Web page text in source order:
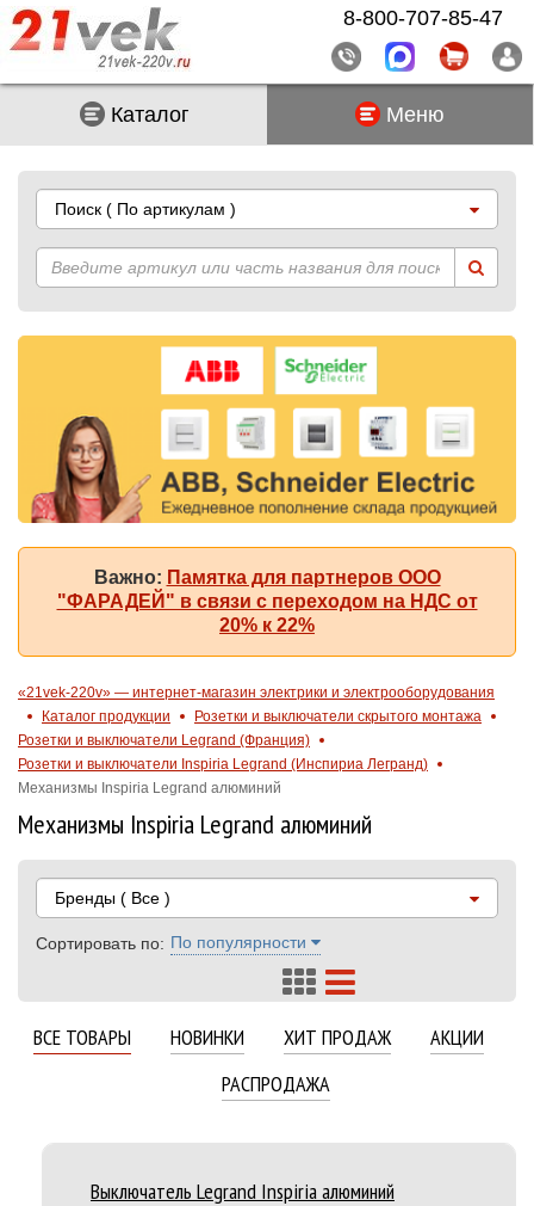
Каталог Меню
Поиск ( По артикулам )
Важно: Памятка для партнеров ООО
"ФАРАДЕЙ" в связи с переходом на НДС от
20% к 22%
«21vek-220v» — интернет-магазин электрики и электрооборудования
Каталог продукции
Розетки и выключатели скрытого монтажа
Розетки и выключатели Legrand (Франция)
Розетки и выключатели Inspiria Legrand (Инспириа Легранд)
Механизмы Inspiria Legrand алюминий
Механизмы Inspiria Legrand алюминий
Бренды ( Все )
Сортировать по: По популярности
ВСЕ ТОВАРЫ НОВИНКИ ХИТ ПРОДАЖ
АКЦИИ
РАСПРОДАЖА
Выключатель Legrand Inspiria алюминий
8-800-707-85-47